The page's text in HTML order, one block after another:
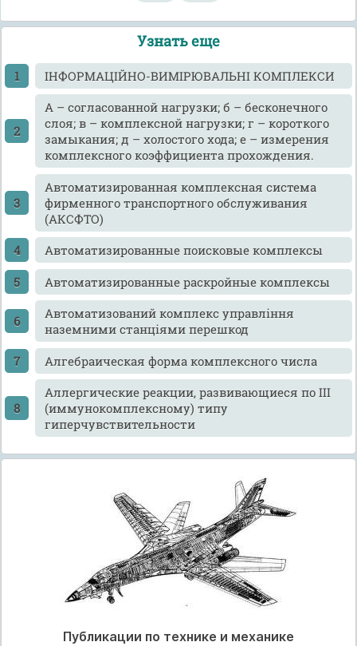
Узнать еще
ІНФОРМАЦІЙНО-ВИМІРЮВАЛЬНІ КОМПЛЕКСИ
А – согласованной нагрузки; б – бесконечного
слоя; в – комплексной нагрузки; г – короткого
замыкания; д – холостого хода; е – измерения
комплексного коэффициента прохождения.
Автоматизированная комплексная система
фирменного транспортного обслуживания
(АКСФТО)
Автоматизированные поисковые комплексы
Автоматизированные раскройные комплексы
Автоматизований комплекс управління
наземними станціями перешкод
Алгебраическая форма комплексного числа
Аллергические реакции, развивающиеся по III
(иммунокомплексному) типу
гиперчувствительности
Публикации по технике и механике